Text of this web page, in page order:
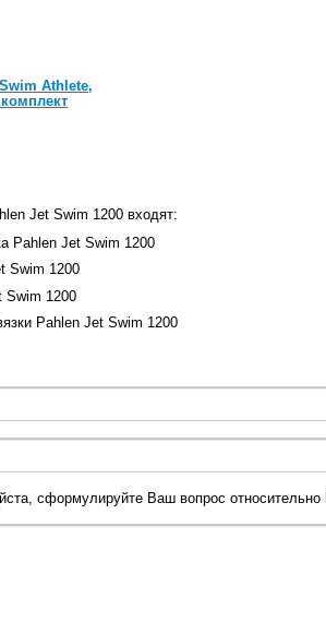
Athlete,
Jet Swim 1200 входят:
Pahlen Jet Swim 1200
Swim 1200
Swim 1200
Pahlen Jet Swim 1200
сформулируйте Ваш вопрос относительно